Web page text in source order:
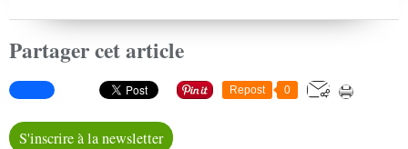
Partager cet article
Repost 0
S'inscrire à la newsletter